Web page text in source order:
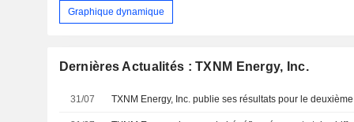
Graphique dynamique
Dernières Actualités : TXNM Energy, Inc.
31/07